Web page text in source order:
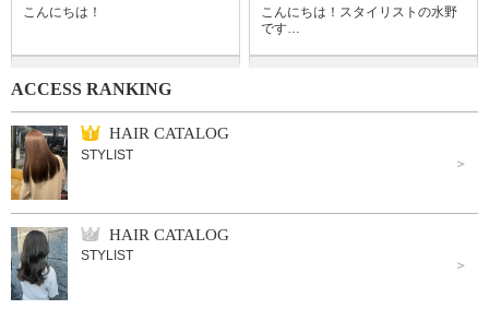
こんにちは！
こんにちは！スタイリストの水野
です…
ACCESS RANKING
HAIR CATALOG
STYLIST
HAIR CATALOG
STYLIST